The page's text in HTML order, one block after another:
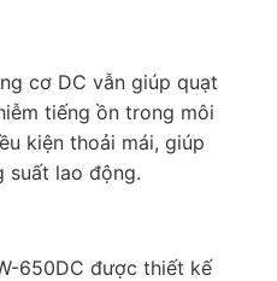
cơ DC vẫn giúp quạt
tiếng ồn trong môi
kiện thoải mái, giúp
suất lao động.
650DC được thiết kế